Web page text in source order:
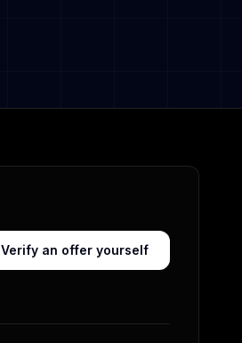
Verify an offer yourself